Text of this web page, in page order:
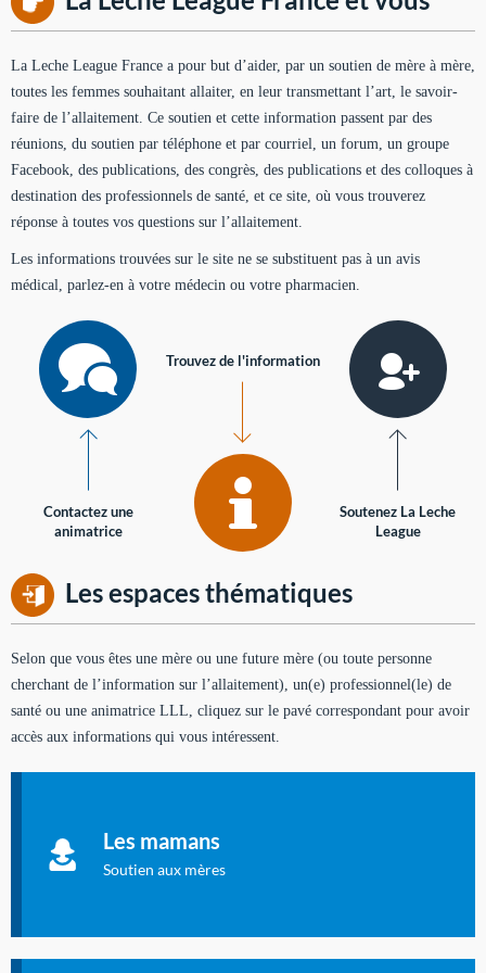
La Leche League France a pour but d’aider, par un soutien de mère à mère,
toutes les femmes souhaitant allaiter, en leur transmettant l’art, le savoir-
faire de l’allaitement. Ce soutien et cette information passent par des
réunions, du soutien par téléphone et par courriel, un forum, un groupe
Facebook, des publications, des congrès, des publications et des colloques à
destination des professionnels de santé, et ce site, où vous trouverez
réponse à toutes vos questions sur l’allaitement.
Les informations trouvées sur le site ne se substituent pas à un avis
médical, parlez-en à votre médecin ou votre pharmacien.
Contactez une
animatrice
Trouvez de l'information
Soutenez La Leche
League
Les espaces thématiques
Selon que vous êtes une mère ou une future mère (ou toute personne
cherchant de l’information sur l’allaitement), un(e) professionnel(le) de
santé ou une animatrice LLL, cliquez sur le pavé correspondant pour avoir
accès aux informations qui vous intéressent.
Les mamans
Soutien aux mères
à allaiter et vous informer : toutes les rubriques qui
concernent l'allaitement.